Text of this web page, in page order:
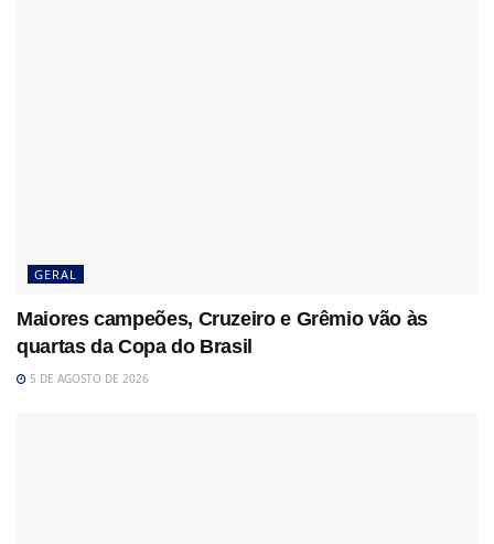
GERAL
Maiores campeões, Cruzeiro e Grêmio vão às
quartas da Copa do Brasil
5 DE AGOSTO DE 2026